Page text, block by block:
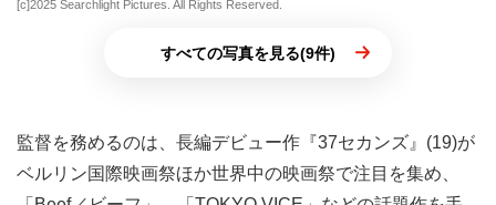
[c]2025 Searchlight Pictures. All Rights Reserved.
すべての写真を見る(9件)
監督を務めるのは、長編デビュー作『37セカンズ』(19)が
ベルリン国際映画祭ほか世界中の映画祭で注目を集め、